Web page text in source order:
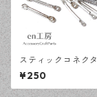
スティックコネク
上下カン シルバー
ルバー デザインパ
房】
¥250